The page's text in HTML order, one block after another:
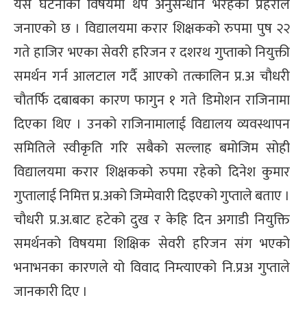
जनाएको छ । विद्यालयमा करार शिक्षकको रुपमा पुष २२
गते हाजिर भएका सेवरी हरिजन र दशरथ गुप्ताको नियुक्ती
समर्थन गर्न आलटाल गर्दै आएको तत्कालिन प्र.अ चौधरी
चौतर्फि दबाबका कारण फागुन १ गते डिमोशन राजिनामा
दिएका थिए । उनको राजिनामालाई विद्यालय व्यवस्थापन
समितिले स्वीकृति गरि सबैको सल्लाह बमोजिम सोही
विद्यालयमा करार शिक्षकको रुपमा रहेको दिनेश कुमार
गुप्तालाई निमित्त प्र.अको जिम्मेवारी दिइएको गुप्ताले बताए ।
चौधरी प्र.अ.बाट हटेको दुख र केहि दिन अगाडी नियुक्ति
समर्थनको विषयमा शिक्षिक सेवरी हरिजन संग भएको
भनाभनका कारणले यो विवाद निम्त्याएको नि.प्रअ गुप्ताले
जानकारी दिए ।